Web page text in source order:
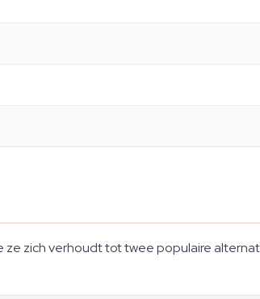
zich verhoudt tot twee populaire